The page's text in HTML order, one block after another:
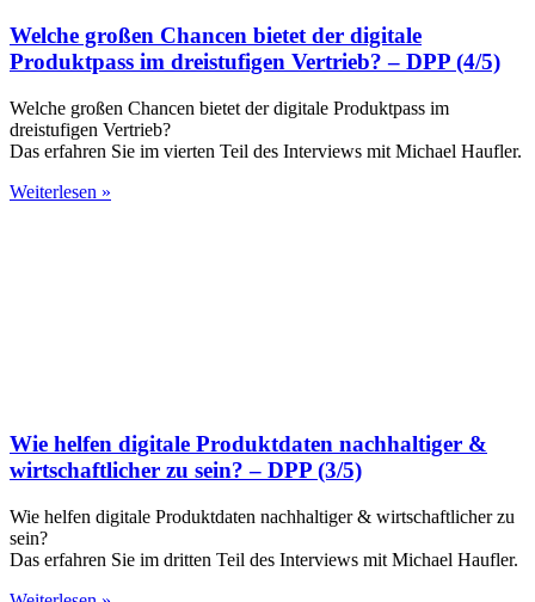
Welche großen Chancen bietet der digitale
Produktpass im dreistufigen Vertrieb? – DPP (4/5)
Welche großen Chancen bietet der digitale Produktpass im
dreistufigen Vertrieb?
Das erfahren Sie im vierten Teil des Interviews mit Michael Haufler.
Weiterlesen »
Wie helfen digitale Produktdaten nachhaltiger &
wirtschaftlicher zu sein? – DPP (3/5)
Wie helfen digitale Produktdaten nachhaltiger & wirtschaftlicher zu
sein?
Das erfahren Sie im dritten Teil des Interviews mit Michael Haufler.